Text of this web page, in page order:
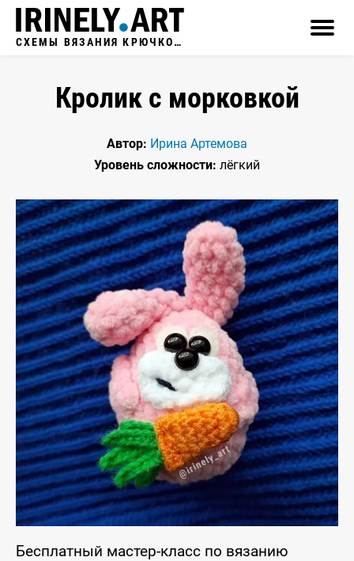
СХЕМЫ ВЯЗАНИЯ КРЮЧКОМ
Кролик с морковкой
Автор: Ирина Артемова
Уровень сложности: лёгкий
Бесплатный мастер-класс по вязанию